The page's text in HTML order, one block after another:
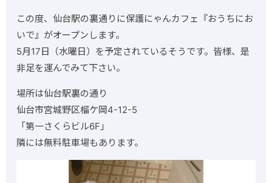
この度、仙台駅の裏通りに保護にゃんカフェ『おうちにお
いで』がオープンします。
5月17日（水曜日）を予定されているそうです。皆様、是
非足を運んでみて下さい。
場所は仙台駅裏の通り
仙台市宮城野区榴ケ岡4-12-5
「第一さくらビル6F」
隣には無料駐車場もあります。